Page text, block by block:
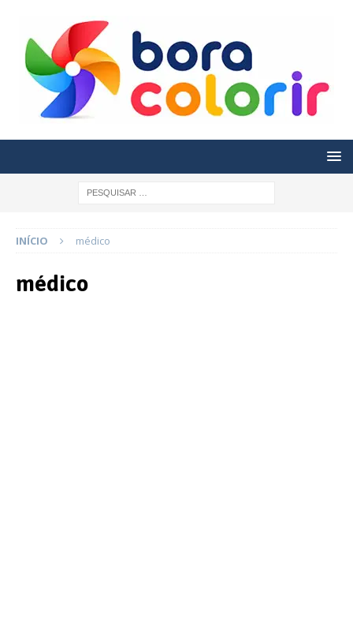
INÍCIO médico
médico